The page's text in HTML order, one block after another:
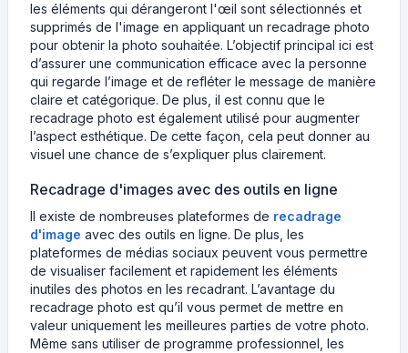
les éléments qui dérangeront l'œil sont sélectionnés et
supprimés de l'image en appliquant un recadrage photo
pour obtenir la photo souhaitée. L’objectif principal ici est
d’assurer une communication efficace avec la personne
qui regarde l’image et de refléter le message de manière
claire et catégorique. De plus, il est connu que le
recadrage photo est également utilisé pour augmenter
l’aspect esthétique. De cette façon, cela peut donner au
visuel une chance de s’expliquer plus clairement.
Recadrage d'images avec des outils en ligne
Il existe de nombreuses plateformes de recadrage
d'image avec des outils en ligne. De plus, les
plateformes de médias sociaux peuvent vous permettre
de visualiser facilement et rapidement les éléments
inutiles des photos en les recadrant. L’avantage du
recadrage photo est qu’il vous permet de mettre en
valeur uniquement les meilleures parties de votre photo.
Même sans utiliser de programme professionnel, les